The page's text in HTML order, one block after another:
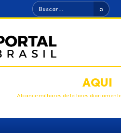
Buscar ⌕
ANUNCIEAQUI
Alcance milhares de leitores diariamente